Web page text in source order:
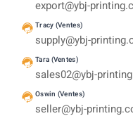
export@ybj-
Tracy (Ventes)
supply@ybj-
Tara (Ventes)
sales02@ybj-
Oswin (Ventes)
seller@ybj-